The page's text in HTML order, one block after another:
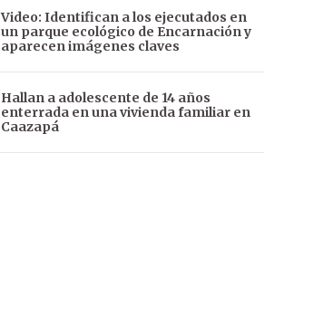
Video: Identifican a los ejecutados en
un parque ecológico de Encarnación y
aparecen imágenes claves
Hallan a adolescente de 14 años
enterrada en una vivienda familiar en
Caazapá